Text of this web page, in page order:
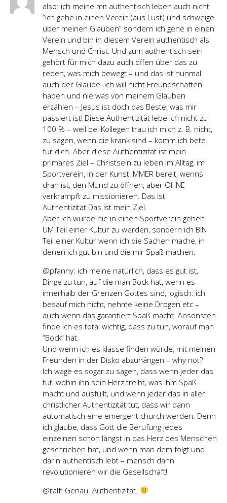
also: ich meine mit authentisch leben auch nicht
“ich gehe in einen Verein (aus Lust) und schweige
über meinen Glauben” sondern ich gehe in einen
Verein und bin in diesem Verein authentisch als
Mensch und Christ. Und zum authentisch sein
gehört für mich dazu auch offen über das zu
reden, was mich bewegt – und das ist nunmal
auch der Glaube. ich will nicht Freundschaften
haben und nie was von meinem Glauben
erzählen – Jesus ist doch das Beste, was mir
passiert ist! Diese Authentizität lebe ich nicht zu
100 % – weil bei Kollegen trau ich mich z. B. nicht,
zu sagen, wenn die krank sind – komm ich bete
für dich. Aber diese Authentizität ist mein
primäres Ziel – Christsein zu leben im Alltag, im
Sportverein, in der Kunst IMMER bereit, wenns
dran ist, den Mund zu öffnen, aber OHNE
verkrampft zu missionieren. Das ist
Authentizität.Das ist mein Ziel.
Aber ich würde nie in einen Sportverein gehen
UM Teil einer Kultur zu werden, sondern ich BIN
Teil einer Kultur wenn ich die Sachen mache, in
denen ich gut bin und die mir Spaß machen.
@pfanny: ich meine natürlich, dass es gut ist,
Dinge zu tun, auf die man Bock hat, wenn es
innerhalb der Grenzen Gottes sind, logisch. ich
besauf mich nicht, nehme keine Drogen etc –
auch wenn das garantiert Spaß macht. Ansonsten
finde ich es total wichtig, dass zu tun, worauf man
“Bock” hat.
Und wenn ich es klasse finden würde, mit meinen
Freunden in der Disko abzuhängen – why not?
Ich wage es sogar zu sagen, dass wenn jeder das
tut, wohin ihn sein Herz treibt, was ihm Spaß
macht und ausfüllt, und wenn jeder das in aller
christlicher Authentizität tut, dass wir dann
automatisch eine emergent church werden. Denn
ich glaube, dass Gott die Berufung jedes
einzelnen schon längst in das Herz des Menschen
geschrieben hat, und wenn man dem folgt und
darin authentisch lebt – mensch dann
revolutionieren wir die Gesellschaft!
@ralf: Genau. Authentizität.